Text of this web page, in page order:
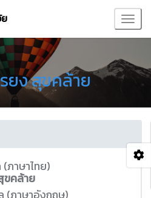
ยง สุขคล้าย
ภาษาไทย)
ขคล้าย